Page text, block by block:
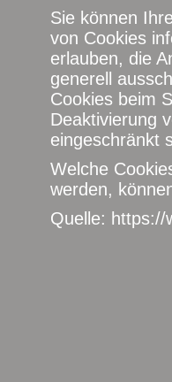
Sie können
von Cookies
erlauben, die
generell
Cookies beim
Deaktivierung
eingeschränkt
Welche
werden,
Quelle: https://